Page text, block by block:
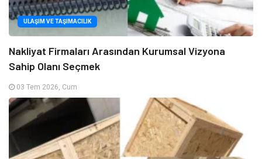
ULAŞIM VE TAŞIMACILIK
Nakliyat Firmaları Arasından Kurumsal Vizyona
Sahip Olanı Seçmek
03 Tem 2026, Cum